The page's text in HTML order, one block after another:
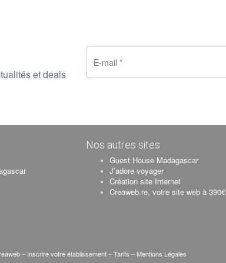
et deals
Nos autres sites
Guest House Madagascar
J’adore voyager
Création site Internet
Creaweb.re, votre site web à 390€
– Inscrire votre établissement–Tarifs – Mentions Légales